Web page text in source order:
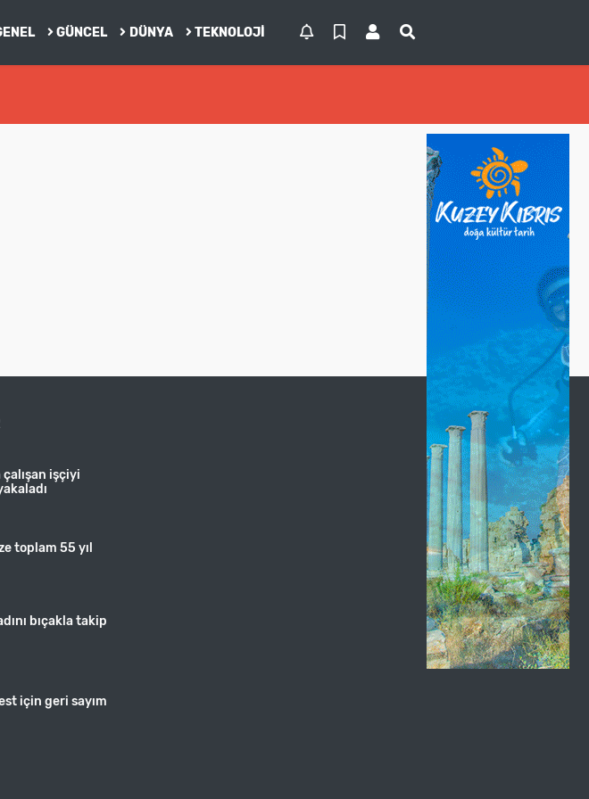
GÜNCEL DÜNYA TEKNOLOJI
çalışan işçiyi
toplam 55 yıl
bıçakla takip
için geri sayım